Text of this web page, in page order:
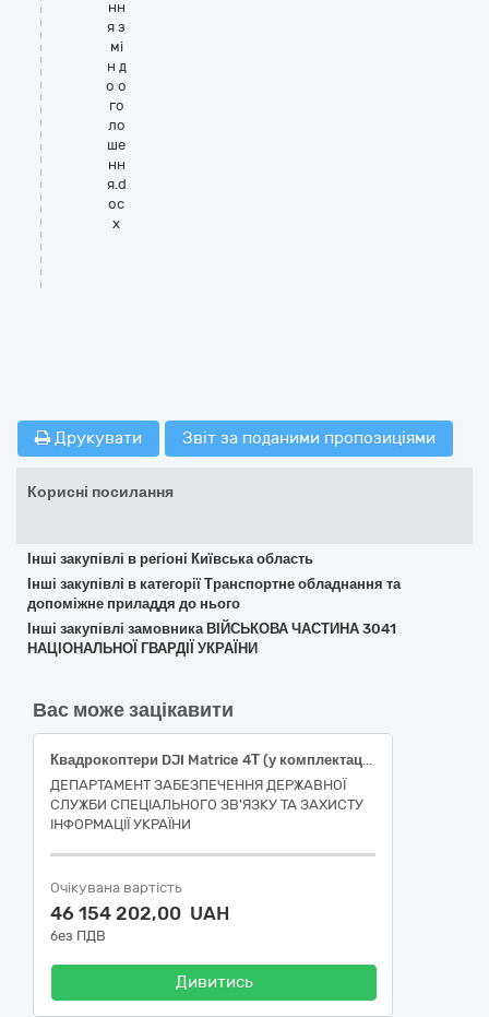
нн
я з
мі
н д
о о
го
ло
ше
нн
я.d
oc
x
Друкувати Звіт за поданими пропозиціями
Корисні посилання
Інші закупівлі в регіоні Київська область
Інші закупівлі в категорії Транспортне обладнання та
допоміжне приладдя до нього
Інші закупівлі замовника ВІЙСЬКОВА ЧАСТИНА 3041
НАЦІОНАЛЬНОЇ ГВАРДІЇ УКРАЇНИ
Вас може зацікавити
Квадрокоптери DJI Matrice 4Т (у комплектації з 4 додатковими батареями)
ДЕПАРТАМЕНТ ЗАБЕЗПЕЧЕННЯ ДЕРЖАВНОЇ
СЛУЖБИ СПЕЦІАЛЬНОГО ЗВ'ЯЗКУ ТА ЗАХИСТУ
ІНФОРМАЦІЇ УКРАЇНИ
Очікувана вартість
46 154 202,00 UAH
без ПДВ
Дивитись